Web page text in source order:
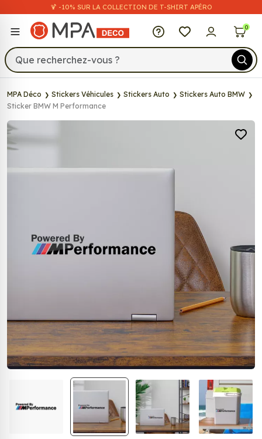
🍹 -10% SUR LA COLLECTION DE T-SHIRT APÉRO
MPA Déco 0
MPA Déco Stickers Véhicules Stickers Auto
Stickers Auto BMW
Sticker BMW M Performance